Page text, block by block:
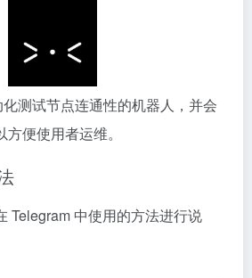
测试节点连通性的机器人，并会
便使用者运维。
Telegram 中使用的方法进行说